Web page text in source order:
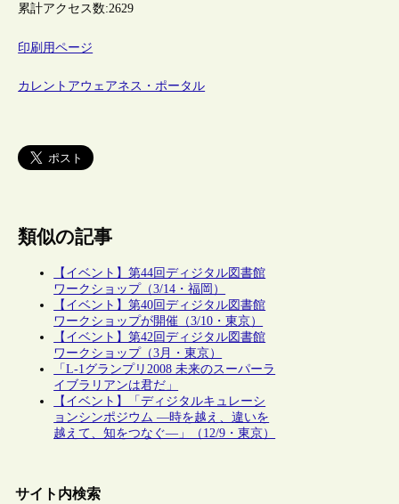
累計アクセス数:2629
印刷用ページ
カレントアウェアネス・ポータル
類似の記事
【イベント】第44回ディジタル図書館
ワークショップ（3/14・福岡）
【イベント】第40回ディジタル図書館
ワークショップが開催（3/10・東京）
【イベント】第42回ディジタル図書館
ワークショップ（3月・東京）
「L-1グランプリ2008 未来のスーパーラ
イブラリアンは君だ」
【イベント】「ディジタルキュレーシ
ョンシンポジウム ―時を越え、違いを
越えて、知をつなぐ―」（12/9・東京）
サイト内検索